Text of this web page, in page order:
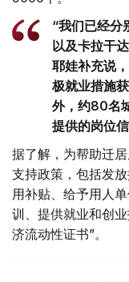
“我们已经分
以及卡拉干
耶娃补充说
极就业措施
外，约80名
提供的岗位
据了解，为帮助迁
支持政策，包括发
用补贴、给予用人
训、提供就业和创
济流动性证书”。